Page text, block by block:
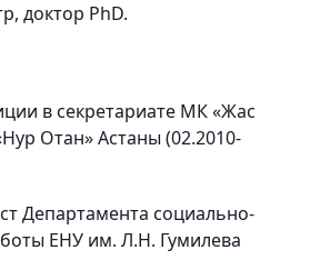
доктор PhD.
в секретариате МК «Жас
Отан» Астаны (02.2010-
Департамента социально-
ЕНУ им. Л.Н. Гумилева